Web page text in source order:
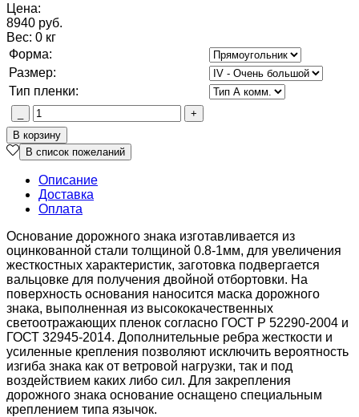
Цена:
8940 руб.
Вес: 0 кг
Форма:
Размер:
Тип пленки:
Описание
Доставка
Оплата
Основание дорожного знака изготавливается из
оцинкованной стали толщиной 0.8-1мм, для увеличения
жесткостных характеристик, заготовка подвергается
вальцовке для получения двойной отбортовки. На
поверхность основания наносится маска дорожного
знака, выполненная из высококачественных
светоотражающих пленок согласно ГОСТ Р 52290-2004 и
ГОСТ 32945-2014. Дополнительные ребра жесткости и
усиленные крепления позволяют исключить вероятность
изгиба знака как от ветровой нагрузки, так и под
воздействием каких либо сил. Для закрепления
дорожного знака основание оснащено специальным
креплением типа язычок.